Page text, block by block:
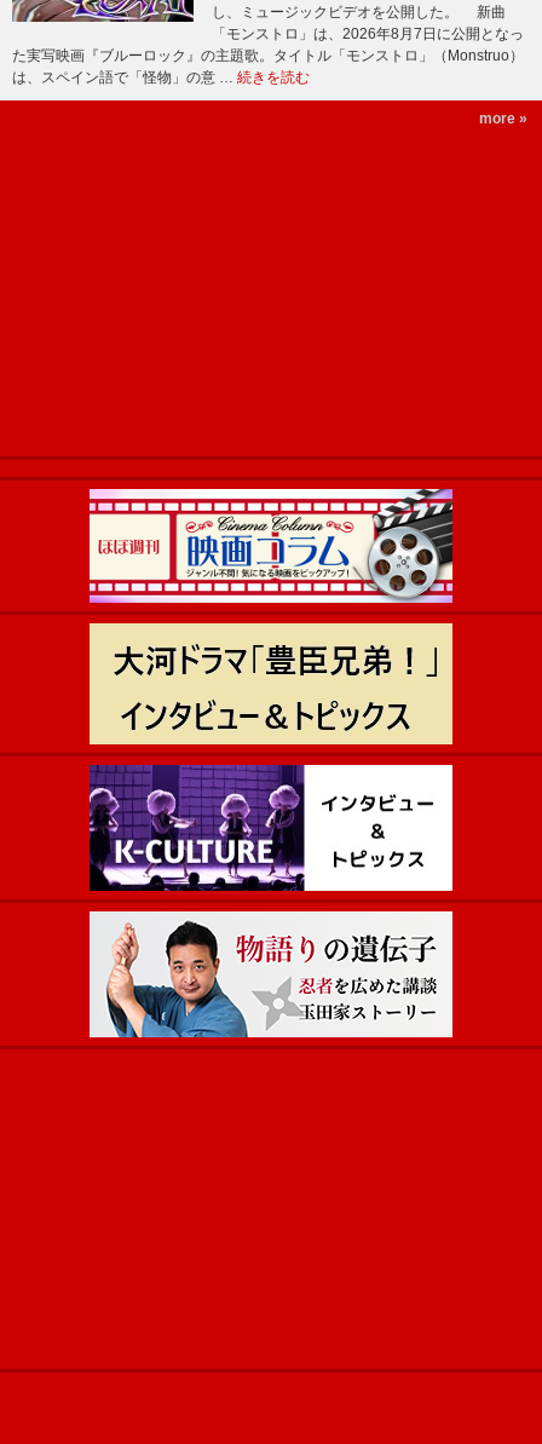
し、ミュージックビデオを公開した。 新曲
「モンストロ」は、2026年8月7日に公開となっ
た実写映画『ブルーロック』の主題歌。タイトル「モンストロ」（Monstruo）
は、スペイン語で「怪物」の意 … 続きを読む
more »